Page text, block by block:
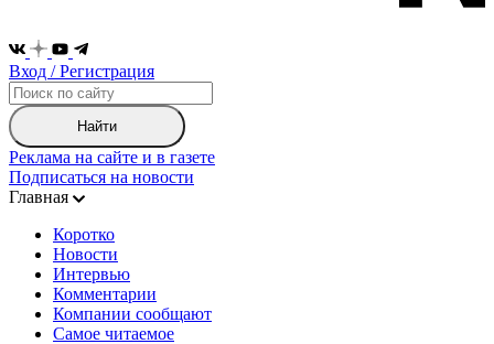
Вход / Регистрация
Найти
Реклама на сайте и в газете
Подписаться на новости
Главная
Коротко
Новости
Интервью
Комментарии
Компании сообщают
Самое читаемое